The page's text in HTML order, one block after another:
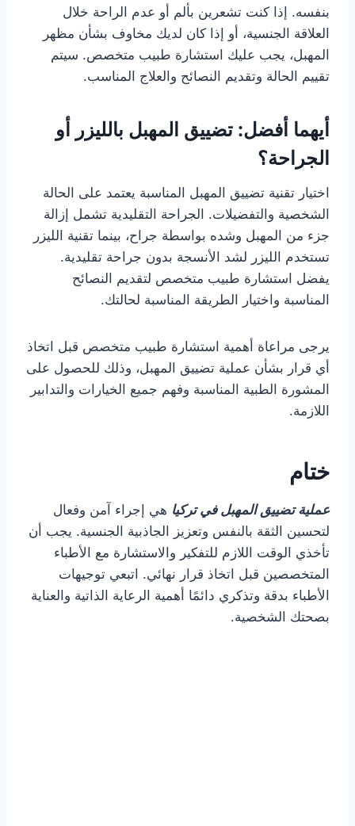
بنفسه. إذا كنت تشعرين بألم أو عدم الراحة خلال
العلاقة الجنسية، أو إذا كان لديك مخاوف بشأن مظهر
المهبل، يجب عليك استشارة طبيب متخصص. سيتم
تقييم الحالة وتقديم النصائح والعلاج المناسب.
أيهما أفضل: تضييق المهبل بالليزر أو
الجراحة؟
اختيار تقنية تضييق المهبل المناسبة يعتمد على الحالة
الشخصية والتفضيلات. الجراحة التقليدية تشمل إزالة
جزء من المهبل وشده بواسطة جراح، بينما تقنية الليزر
تستخدم الليزر لشد الأنسجة بدون جراحة تقليدية.
يفضل استشارة طبيب متخصص لتقديم النصائح
المناسبة واختيار الطريقة المناسبة لحالتك.
يرجى مراعاة أهمية استشارة طبيب متخصص قبل اتخاذ
أي قرار بشأن عملية تضييق المهبل، وذلك للحصول على
المشورة الطبية المناسبة وفهم جميع الخيارات والتدابير
اللازمة.
ختام
عملية تضييق المهبل في تركيا هي إجراء آمن وفعال
لتحسين الثقة بالنفس وتعزيز الجاذبية الجنسية. يجب أن
تأخذي الوقت اللازم للتفكير والاستشارة مع الأطباء
المتخصصين قبل اتخاذ قرار نهائي. اتبعي توجيهات
الأطباء بدقة وتذكري دائمًا أهمية الرعاية الذاتية والعناية
بصحتك الشخصية.